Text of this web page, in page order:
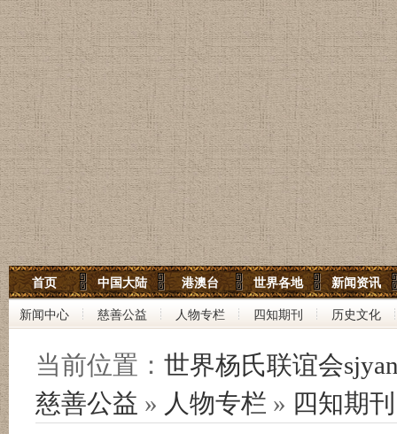
世界杨氏宗亲网
世界杨氏联谊会
中华杨氏大宗祠
首页 中国大陆 港澳台 世界各地 新闻资讯
新闻中心 慈善公益 人物专栏 四知期刊 历史文化
当前位置： 世界杨氏联谊会
慈善公益 » 人物专栏 » 四知期刊